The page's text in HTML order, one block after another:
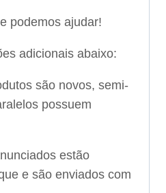
podemos ajudar!
adicionais abaixo:
são novos, semi-
possuem
estão
e são enviados com